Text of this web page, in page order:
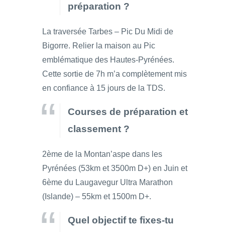
préparation ?
La traversée Tarbes – Pic Du Midi de
Bigorre. Relier la maison au Pic
emblématique des Hautes-Pyrénées.
Cette sortie de 7h m’a complètement mis
en confiance à 15 jours de la TDS.
Courses de préparation et
classement ?
2ème de la Montan’aspe dans les
Pyrénées (53km et 3500m D+) en Juin et
6ème du Laugavegur Ultra Marathon
(Islande) – 55km et 1500m D+.
Quel objectif te fixes-tu